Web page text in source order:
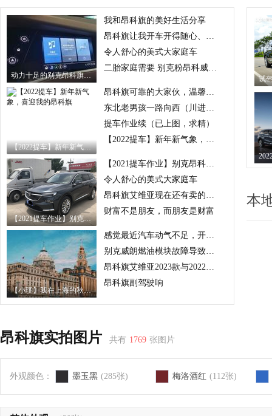
动力十足的别克昂科旗给你不一样的驾驶体验
我和昂科旗的美好生活分享
昂科旗让我开车开得随心、开的痛快！
令人舒心的美式大家庭车
二胎家庭需要 别克粉昂科威换昂科旗
【2022提车】新年新气象，喜迎我的昂科旗
昂科旗可靠的大家伙，温馨的移动的家
东北老男孩一路向西（川进青出）
提车作业续（已上图，求精）
【2022提车】新年新气象，喜迎我的昂科旗
【2021提车作业】别克昂科旗（四驱旗舰）——我来啦！！！
【2021提车作业】别克昂科旗（四驱旗舰）——我来啦！！！
令人舒心的美式大家庭车
昂科旗艾维亚现在还有卖的吗？
财富不是朋友，而朋友是财富
【小璞】我在上海的秋天等你
感觉最近汽车动气不足，开起来没什么劲儿，什么情况啊
别克威朗燃油模块故障导致无法启动
昂科旗艾维亚2023款与2022款有何区别？
昂科旗副驾驶响
本
昂科旗实拍图片 共有 1769 张图片
外观颜色： 墨玉黑 (285张) 梅洛酒红 (112张)